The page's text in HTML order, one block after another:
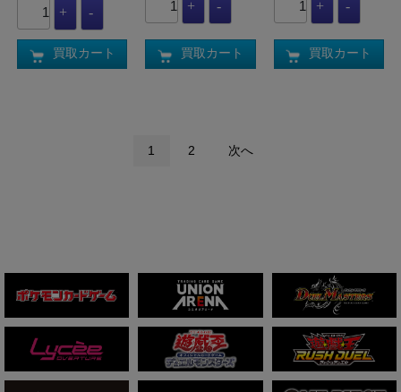
買取カート 買取カート 買取カート
1 2 次へ